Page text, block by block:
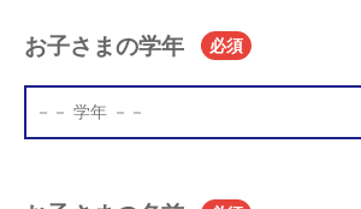
お子さまの学年 必須